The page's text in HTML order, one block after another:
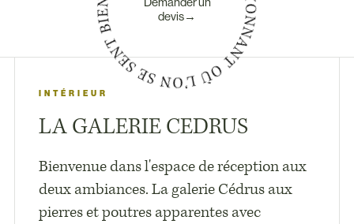
devis→
INTÉRIEUR
LA GALERIE CEDRUS
Bienvenue dans l'espace de réception aux
deux ambiances. La galerie Cédrus aux
pierres et poutres apparentes avec